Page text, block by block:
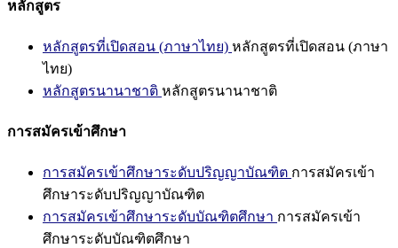
หลักสูตร
หลักสูตรที่เปิดสอน (ภาษาไทย) หลักสูตรที่เปิดสอน (ภาษา
ไทย)
หลักสูตรนานาชาติ หลักสูตรนานาชาติ
การสมัครเข้าศึกษา
การสมัครเข้าศึกษาระดับปริญญาบัณฑิต การสมัครเข้า
ศึกษาระดับปริญญาบัณฑิต
การสมัครเข้าศึกษาระดับบัณฑิตศึกษา การสมัครเข้า
ศึกษาระดับบัณฑิตศึกษา